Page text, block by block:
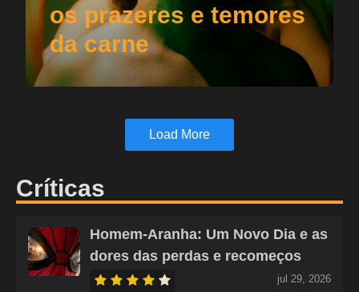
os prazeres e temores
da carne
Load More
Críticas
Homem-Aranha: Um Novo Dia e as
dores das perdas e recomeços
jul 29, 2026